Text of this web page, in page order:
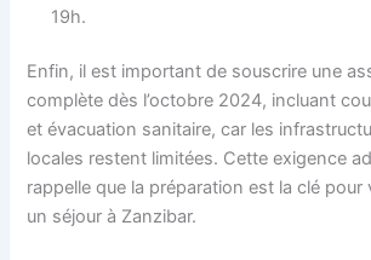
19h.
Enfin, il est important de souscrire une
complète dès l’octobre 2024, incluant
et évacuation sanitaire, car les
locales restent limitées. Cette exigence
rappelle que la préparation est la clé pour
un séjour à Zanzibar.